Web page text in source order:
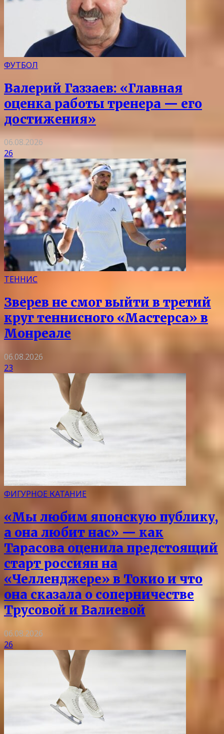
ФУТБОЛ
Валерий Газзаев: «Главная
оценка работы тренера — его
достижения»
06.08.2026
26
ТЕННИС
Зверев не смог выйти в третий
круг теннисного «Мастерса» в
Монреале
06.08.2026
23
ФИГУРНОЕ КАТАНИЕ
«Мы любим японскую публику,
а она любит нас» — как
Тарасова оценила предстоящий
старт россиян на
«Челленджере» в Токио и что
она сказала о соперничестве
Трусовой и Валиевой
06.08.2026
26